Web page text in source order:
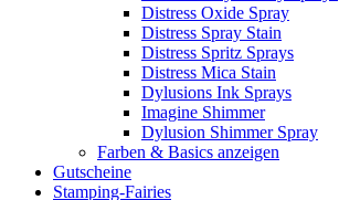
Distress Oxide Spray
Distress Spray Stain
Distress Spritz Sprays
Distress Mica Stain
Dylusions Ink Sprays
Imagine Shimmer
Dylusion Shimmer Spray
Farben & Basics anzeigen
Gutscheine
Stamping-Fairies